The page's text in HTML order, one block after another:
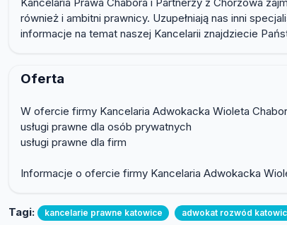
również i ambitni prawnicy. Uzupełniają nas inni
informacje na temat naszej Kancelarii znajdziecie
Oferta
W ofercie firmy Kancelaria Adwokacka Wioleta
usługi prawne dla osób prywatnych
usługi prawne dla firm
Informacje o ofercie firmy Kancelaria Adwokacka
Tagi: kancelarie prawne katowice adwokat rozwód